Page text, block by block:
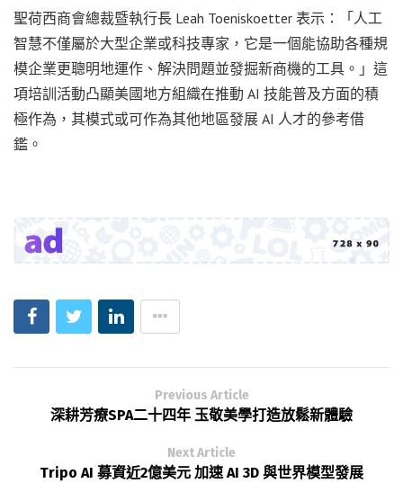
聖荷西商會總裁暨執行長 Leah Toeniskoetter 表示：「人工
智慧不僅屬於大型企業或科技專家，它是一個能協助各種規
模企業更聰明地運作、解決問題並發掘新商機的工具。」這
項培訓活動凸顯美國地方組織在推動 AI 技能普及方面的積
極作為，其模式或可作為其他地區發展 AI 人才的參考借
鑑。
Previous Article
深耕芳療SPA二十四年 玉敬美學打造放鬆新體驗
Next Article
Tripo AI 募資近2億美元 加速 AI 3D 與世界模型發展